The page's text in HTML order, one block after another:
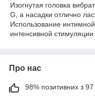
Изогнутая головка
G, а насадки отлично
Использование
интенсивной
Про нас
98% позитивних з 97